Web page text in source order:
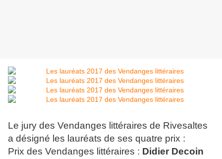
Le jury des Vendanges littéraires de Rivesaltes
a désigné les lauréats de ses quatre prix :
Prix des Vendanges littéraires : Didier Decoin